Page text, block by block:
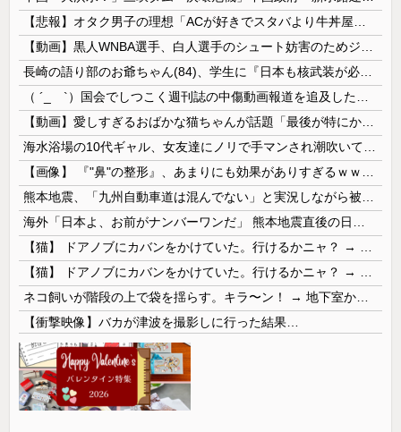
【衝撃映像】バカが津波を撮影しに行った結果…